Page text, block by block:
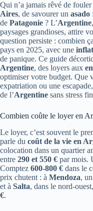
Qui n’a jamais rêvé de
Aires, de savourer un asado
de Patagonie ? L’Argentine
paysages grandioses, attire
question persiste : combien
pays en 2025, avec une
de panique. Ce guide
Argentine, des loyers aux
optimiser votre budget. Que
expatriation ou une
de l’Argentine sans stress
Combien coûte le loyer en
Le loyer, c’est souvent le
parle du coût de la vie en
colocation dans un quartier
entre 290 et 550 € par mois.
Comptez 600-800 € dans le
prix chutent : à Mendoza,
et à Salta, dans le nord-
€.